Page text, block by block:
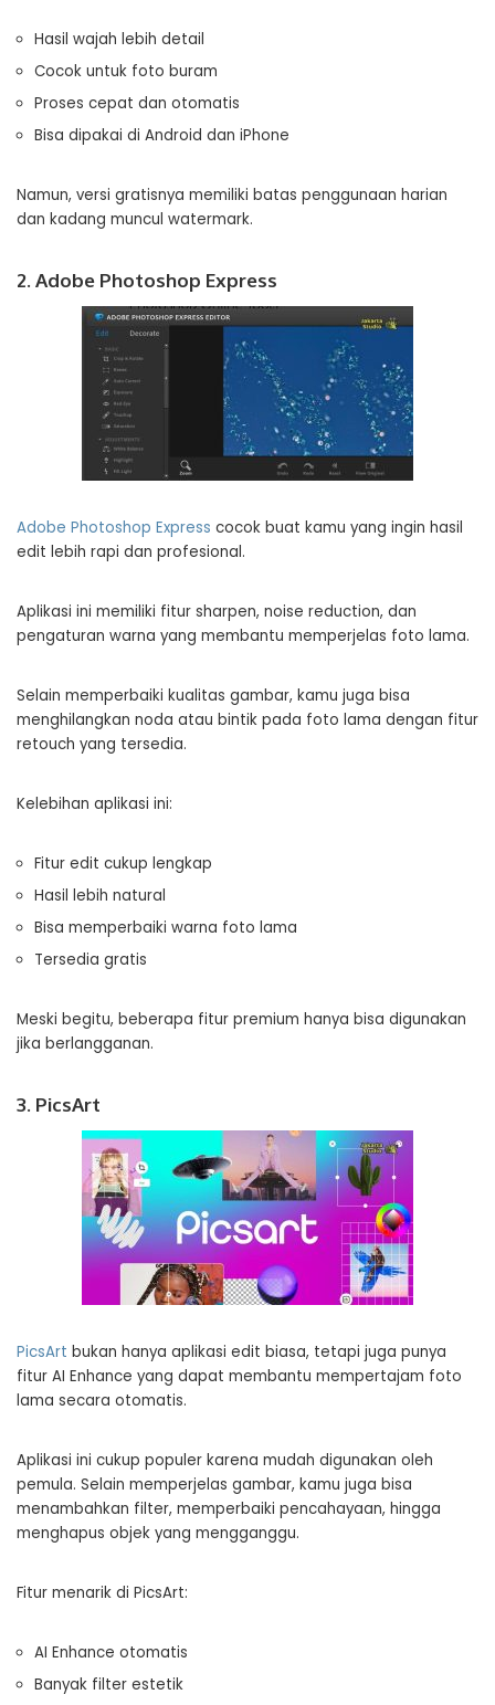
Hasil wajah lebih detail
Cocok untuk foto buram
Proses cepat dan otomatis
Bisa dipakai di Android dan iPhone
Namun, versi gratisnya memiliki batas penggunaan harian
dan kadang muncul watermark.
2. Adobe Photoshop Express
Adobe Photoshop Express cocok buat kamu yang ingin hasil
edit lebih rapi dan profesional.
Aplikasi ini memiliki fitur sharpen, noise reduction, dan
pengaturan warna yang membantu memperjelas foto lama.
Selain memperbaiki kualitas gambar, kamu juga bisa
menghilangkan noda atau bintik pada foto lama dengan fitur
retouch yang tersedia.
Kelebihan aplikasi ini:
Fitur edit cukup lengkap
Hasil lebih natural
Bisa memperbaiki warna foto lama
Tersedia gratis
Meski begitu, beberapa fitur premium hanya bisa digunakan
jika berlangganan.
3. PicsArt
PicsArt bukan hanya aplikasi edit biasa, tetapi juga punya
fitur AI Enhance yang dapat membantu mempertajam foto
lama secara otomatis.
Aplikasi ini cukup populer karena mudah digunakan oleh
pemula. Selain memperjelas gambar, kamu juga bisa
menambahkan filter, memperbaiki pencahayaan, hingga
menghapus objek yang mengganggu.
Fitur menarik di PicsArt:
AI Enhance otomatis
Banyak filter estetik